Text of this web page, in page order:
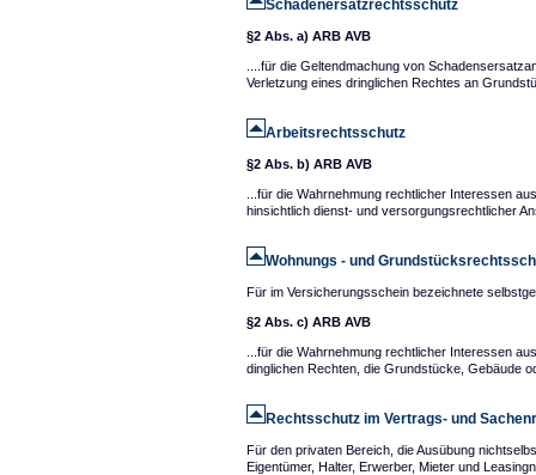
Schadenersatzrechtsschutz
§2 Abs. a) ARB AVB
....für die Geltendmachung von
Verletzung eines dringlichen Rechtes an
Arbeitsrechtsschutz
§2 Abs. b) ARB AVB
...für die Wahrnehmung rechtlicher Interessen
hinsichtlich dienst- und versorgungsrechtlicher
Wohnungs - und
Für im Versicherungsschein bezeichnete
§2 Abs. c) ARB AVB
...für die Wahrnehmung rechtlicher Interessen
dinglichen Rechten, die Grundstücke, Gebäude
Rechtsschutz im Vertrags- und
Für den privaten Bereich, die Ausübung
Eigentümer, Halter, Erwerber, Mieter und